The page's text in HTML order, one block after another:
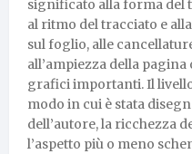
significato alla forma del
al ritmo del tracciato e
sul foglio, alle
all’ampiezza della
grafici importanti. Il
modo in cui è stata
dell’autore, la ricchezza
l’aspetto più o meno